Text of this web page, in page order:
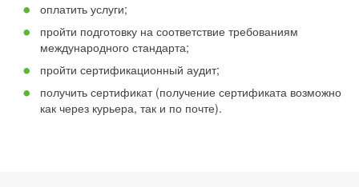
оплатить услуги;
пройти подготовку на соответствие требованиям
международного стандарта;
пройти сертификационный аудит;
получить сертификат (получение сертификата возможно
как через курьера, так и по почте).